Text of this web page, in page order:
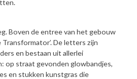
Boven de entree van het gebouw
De letters zijn
en bestaan uit allerlei
op straat gevonden glowbandjes,
en stukken kunstgras die